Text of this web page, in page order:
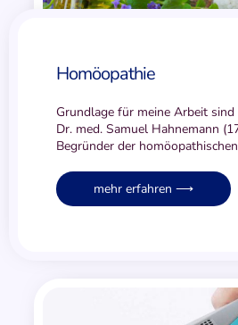
Homöopathie
Grundlage für meine Arbeit
Dr. med. Samuel Hahnemann
Begründer der
mehr erfahren ⟶